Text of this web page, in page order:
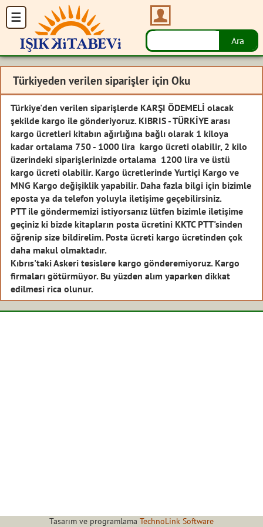
Türkiyeden verilen siparişler için Oku
Türkiye'den verilen siparişlerde KARŞI ÖDEMELİ olacak
şekilde kargo ile gönderiyoruz. KIBRIS - TÜRKİYE arası
kargo ücretleri kitabın ağırlığına bağlı olarak 1 kiloya
kadar ortalama 750 - 1000 lira kargo ücreti olabilir, 2 kilo
üzerindeki siparişlerinizde ortalama 1200 lira ve üstü
kargo ücreti olabilir. Kargo ücretlerinde Yurtiçi Kargo ve
MNG Kargo değişiklik yapabilir. Daha fazla bilgi için bizimle
eposta ya da telefon yoluyla iletişime geçebilirsiniz.
PTT ile göndermemizi istiyorsanız lütfen bizimle iletişime
geçiniz ki bizde kitapların posta ücretini KKTC PTT'sinden
öğrenip size bildirelim. Posta ücreti kargo ücretinden çok
daha makul olmaktadır.
Kıbrıs'taki Askeri tesislere kargo gönderemiyoruz. Kargo
firmaları götürmüyor. Bu yüzden alım yaparken dikkat
edilmesi rica olunur.
Tasarım ve programlama TechnoLink Software